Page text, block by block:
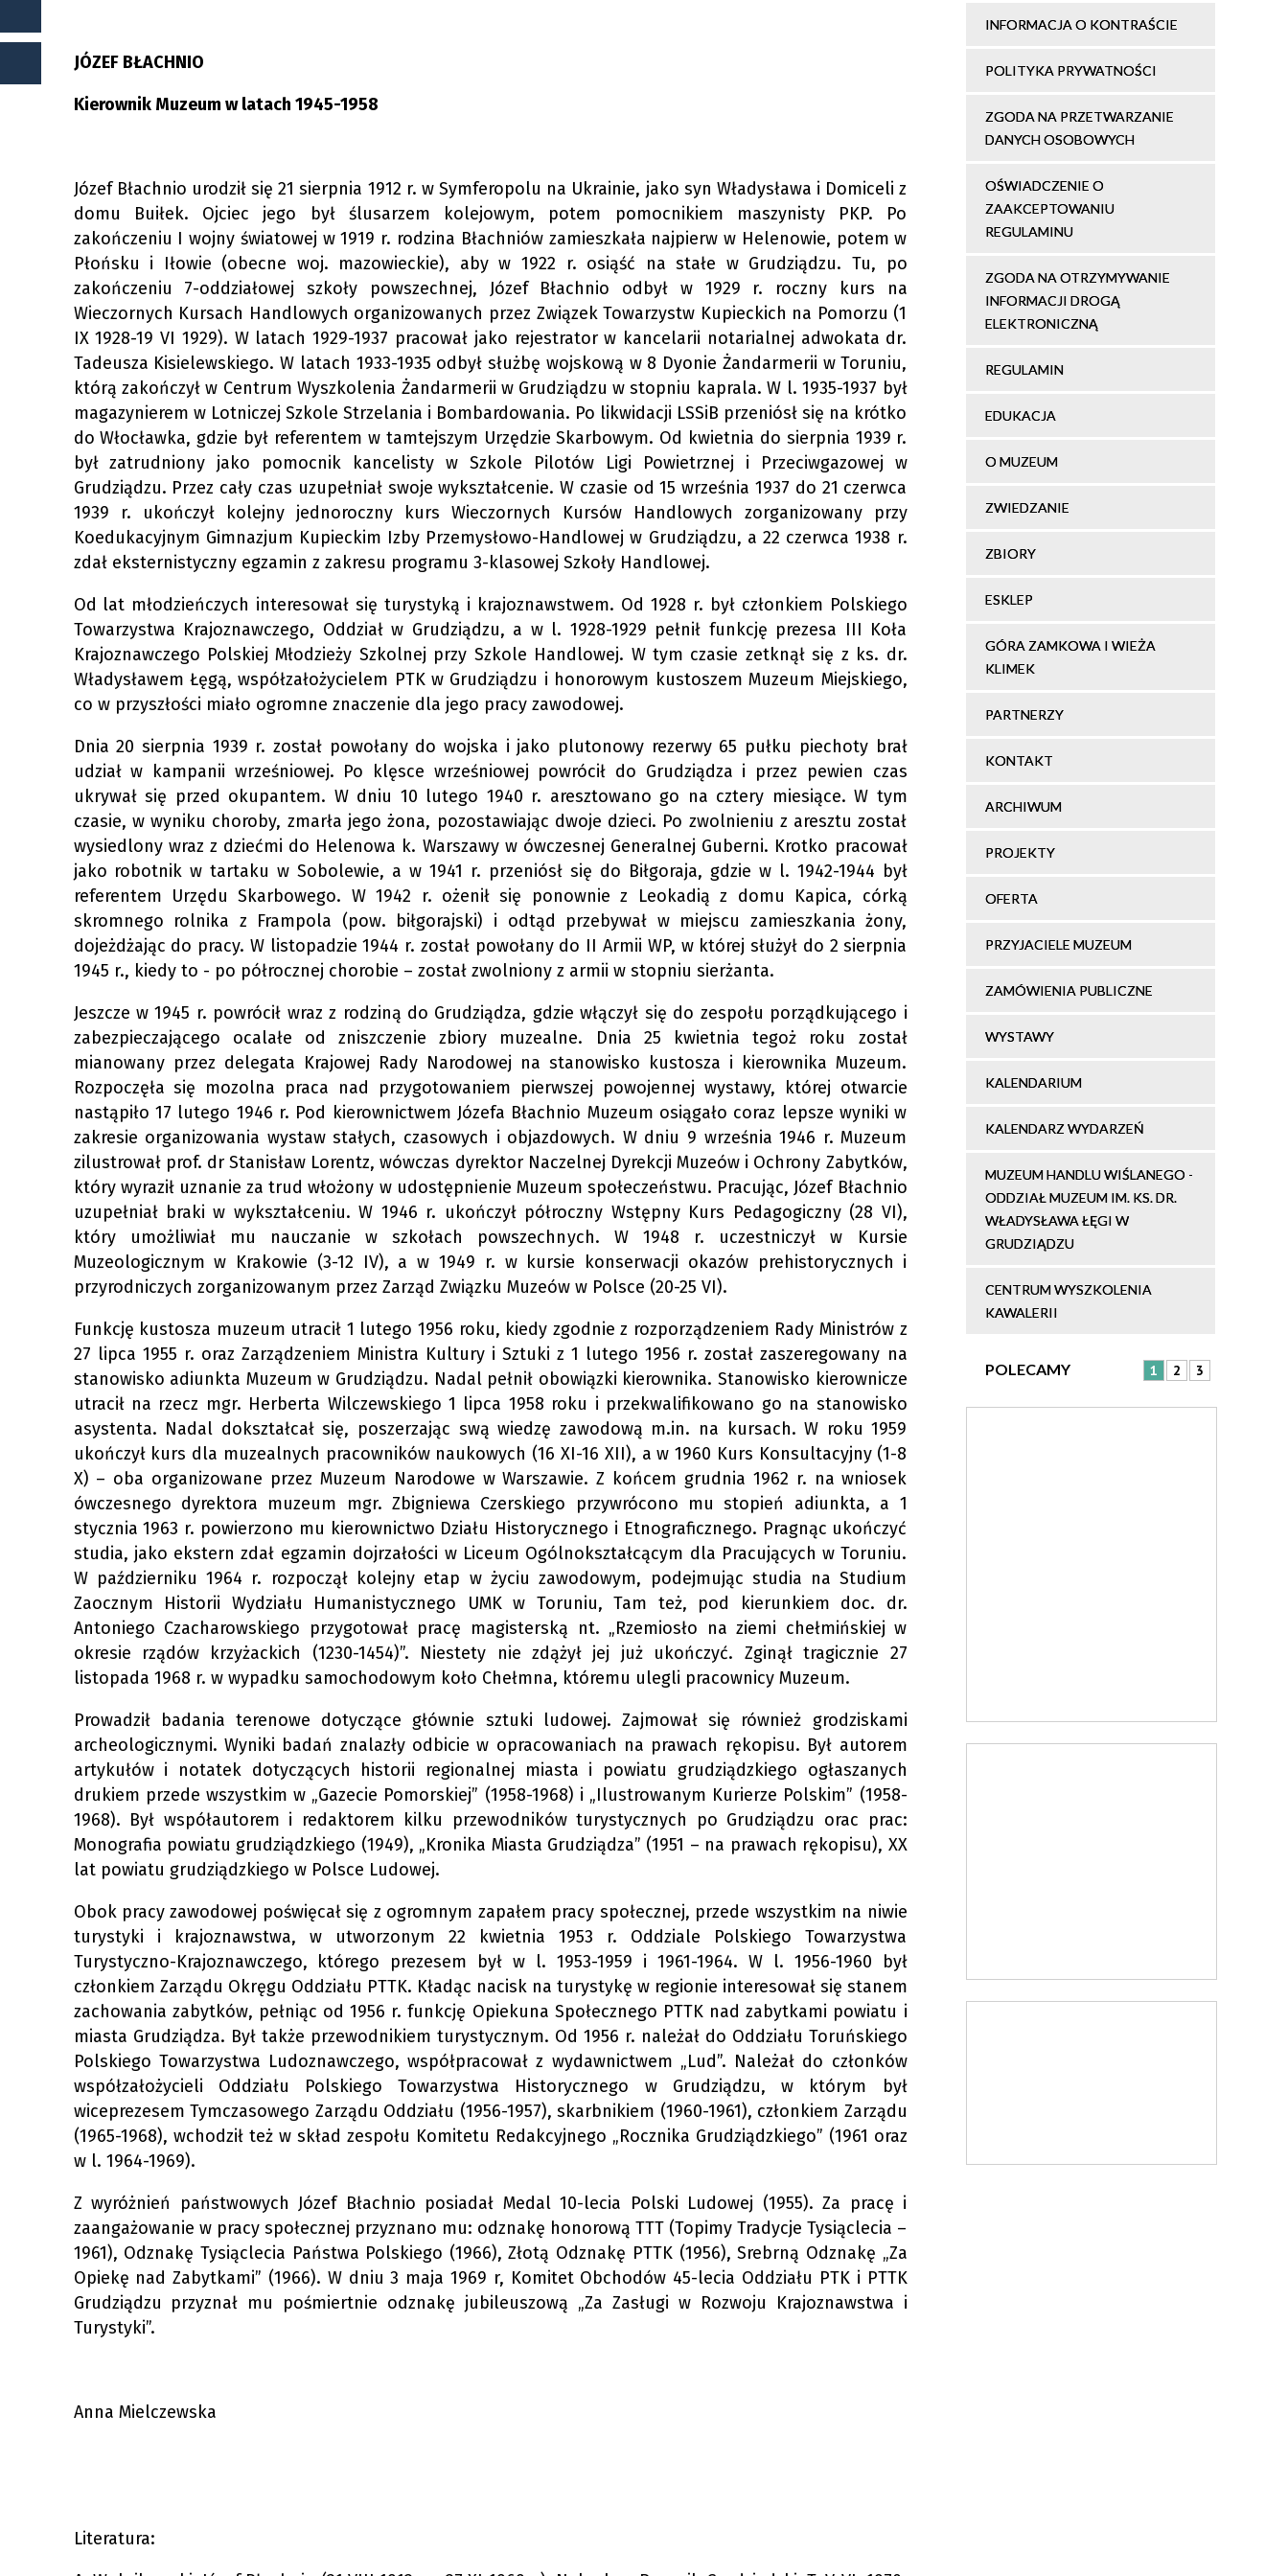
Rok 2024
Zasady Opłat - Ulgi I Zwolnienia Z Opłat
Informacja Dla Osób Niepełnosprawnych
Karta Dużej Rodziny
Oddziale Muzeum Im. Ks. Dr. Władysława
Wolontariat
Grupy O Szczególnych Potrzebach
Edukacyjnych
Materiały Edukacyjne Do Pobrania
Regulamin Lekcji Muzealnych
Wydarzenia Zakończone
Zasady Udostępniania Zbiorów
Kwerendy
JÓZEF BŁACHNIO
Kierownik Muzeum w latach 1945-1958
Józef Błachnio urodził się 21 sierpnia 1912 r. w Symferopolu na Ukrainie, jako syn Władysława i Domiceli z
domu Buiłek. Ojciec jego był ślusarzem kolejowym, potem pomocnikiem maszynisty PKP. Po
zakończeniu I wojny światowej w 1919 r. rodzina Błachniów zamieszkała najpierw w Helenowie, potem w
Płońsku i Iłowie (obecne woj. mazowieckie), aby w 1922 r. osiąść na stałe w Grudziądzu. Tu, po
zakończeniu 7-oddziałowej szkoły powszechnej, Józef Błachnio odbył w 1929 r. roczny kurs na
Wieczornych Kursach Handlowych organizowanych przez Związek Towarzystw Kupieckich na Pomorzu (1
IX 1928-19 VI 1929). W latach 1929-1937 pracował jako rejestrator w kancelarii notarialnej adwokata dr.
Tadeusza Kisielewskiego. W latach 1933-1935 odbył służbę wojskową w 8 Dyonie Żandarmerii w Toruniu,
którą zakończył w Centrum Wyszkolenia Żandarmerii w Grudziądzu w stopniu kaprala. W l. 1935-1937 był
magazynierem w Lotniczej Szkole Strzelania i Bombardowania. Po likwidacji LSSiB przeniósł się na krótko
do Włocławka, gdzie był referentem w tamtejszym Urzędzie Skarbowym. Od kwietnia do sierpnia 1939 r.
był zatrudniony jako pomocnik kancelisty w Szkole Pilotów Ligi Powietrznej i Przeciwgazowej w
Grudziądzu. Przez cały czas uzupełniał swoje wykształcenie. W czasie od 15 września 1937 do 21 czerwca
1939 r. ukończył kolejny jednoroczny kurs Wieczornych Kursów Handlowych zorganizowany przy
Koedukacyjnym Gimnazjum Kupieckim Izby Przemysłowo-Handlowej w Grudziądzu, a 22 czerwca 1938 r.
zdał eksternistyczny egzamin z zakresu programu 3-klasowej Szkoły Handlowej.
Od lat młodzieńczych interesował się turystyką i krajoznawstwem. Od 1928 r. był członkiem Polskiego
Towarzystwa Krajoznawczego, Oddział w Grudziądzu, a w l. 1928-1929 pełnił funkcję prezesa III Koła
Krajoznawczego Polskiej Młodzieży Szkolnej przy Szkole Handlowej. W tym czasie zetknął się z ks. dr.
Władysławem Łęgą, współzałożycielem PTK w Grudziądzu i honorowym kustoszem Muzeum Miejskiego,
co w przyszłości miało ogromne znaczenie dla jego pracy zawodowej.
Dnia 20 sierpnia 1939 r. został powołany do wojska i jako plutonowy rezerwy 65 pułku piechoty brał
udział w kampanii wrześniowej. Po klęsce wrześniowej powrócił do Grudziądza i przez pewien czas
ukrywał się przed okupantem. W dniu 10 lutego 1940 r. aresztowano go na cztery miesiące. W tym
czasie, w wyniku choroby, zmarła jego żona, pozostawiając dwoje dzieci. Po zwolnieniu z aresztu został
wysiedlony wraz z dziećmi do Helenowa k. Warszawy w ówczesnej Generalnej Guberni. Krotko pracował
jako robotnik w tartaku w Sobolewie, a w 1941 r. przeniósł się do Biłgoraja, gdzie w l. 1942-1944 był
referentem Urzędu Skarbowego. W 1942 r. ożenił się ponownie z Leokadią z domu Kapica, córką
skromnego rolnika z Frampola (pow. biłgorajski) i odtąd przebywał w miejscu zamieszkania żony,
dojeżdżając do pracy. W listopadzie 1944 r. został powołany do II Armii WP, w której służył do 2 sierpnia
1945 r., kiedy to - po półrocznej chorobie – został zwolniony z armii w stopniu sierżanta.
Jeszcze w 1945 r. powrócił wraz z rodziną do Grudziądza, gdzie włączył się do zespołu porządkującego i
zabezpieczającego ocalałe od zniszczenie zbiory muzealne. Dnia 25 kwietnia tegoż roku został
mianowany przez delegata Krajowej Rady Narodowej na stanowisko kustosza i kierownika Muzeum.
Rozpoczęła się mozolna praca nad przygotowaniem pierwszej powojennej wystawy, której otwarcie
nastąpiło 17 lutego 1946 r. Pod kierownictwem Józefa Błachnio Muzeum osiągało coraz lepsze wyniki w
zakresie organizowania wystaw stałych, czasowych i objazdowych. W dniu 9 września 1946 r. Muzeum
zilustrował prof. dr Stanisław Lorentz, wówczas dyrektor Naczelnej Dyrekcji Muzeów i Ochrony Zabytków,
który wyraził uznanie za trud włożony w udostępnienie Muzeum społeczeństwu. Pracując, Józef Błachnio
uzupełniał braki w wykształceniu. W 1946 r. ukończył półroczny Wstępny Kurs Pedagogiczny (28 VI),
który umożliwiał mu nauczanie w szkołach powszechnych. W 1948 r. uczestniczył w Kursie
Muzeologicznym w Krakowie (3-12 IV), a w 1949 r. w kursie konserwacji okazów prehistorycznych i
przyrodniczych zorganizowanym przez Zarząd Związku Muzeów w Polsce (20-25 VI).
Funkcję kustosza muzeum utracił 1 lutego 1956 roku, kiedy zgodnie z rozporządzeniem Rady Ministrów z
27 lipca 1955 r. oraz Zarządzeniem Ministra Kultury i Sztuki z 1 lutego 1956 r. został zaszeregowany na
stanowisko adiunkta Muzeum w Grudziądzu. Nadal pełnił obowiązki kierownika. Stanowisko kierownicze
utracił na rzecz mgr. Herberta Wilczewskiego 1 lipca 1958 roku i przekwalifikowano go na stanowisko
asystenta. Nadal dokształcał się, poszerzając swą wiedzę zawodową m.in. na kursach. W roku 1959
ukończył kurs dla muzealnych pracowników naukowych (16 XI-16 XII), a w 1960 Kurs Konsultacyjny (1-8
X) – oba organizowane przez Muzeum Narodowe w Warszawie. Z końcem grudnia 1962 r. na wniosek
ówczesnego dyrektora muzeum mgr. Zbigniewa Czerskiego przywrócono mu stopień adiunkta, a 1
stycznia 1963 r. powierzono mu kierownictwo Działu Historycznego i Etnograficznego. Pragnąc ukończyć
studia, jako ekstern zdał egzamin dojrzałości w Liceum Ogólnokształcącym dla Pracujących w Toruniu.
W październiku 1964 r. rozpoczął kolejny etap w życiu zawodowym, podejmując studia na Studium
Zaocznym Historii Wydziału Humanistycznego UMK w Toruniu, Tam też, pod kierunkiem doc. dr.
Antoniego Czacharowskiego przygotował pracę magisterską nt. „Rzemiosło na ziemi chełmińskiej w
okresie rządów krzyżackich (1230-1454)”. Niestety nie zdążył jej już ukończyć. Zginął tragicznie 27
listopada 1968 r. w wypadku samochodowym koło Chełmna, któremu ulegli pracownicy Muzeum.
Prowadził badania terenowe dotyczące głównie sztuki ludowej. Zajmował się również grodziskami
archeologicznymi. Wyniki badań znalazły odbicie w opracowaniach na prawach rękopisu. Był autorem
artykułów i notatek dotyczących historii regionalnej miasta i powiatu grudziądzkiego ogłaszanych
drukiem przede wszystkim w „Gazecie Pomorskiej” (1958-1968) i „Ilustrowanym Kurierze Polskim” (1958-
1968). Był współautorem i redaktorem kilku przewodników turystycznych po Grudziądzu orac prac:
Monografia powiatu grudziądzkiego (1949), „Kronika Miasta Grudziądza” (1951 – na prawach rękopisu), XX
lat powiatu grudziądzkiego w Polsce Ludowej.
Obok pracy zawodowej poświęcał się z ogromnym zapałem pracy społecznej, przede wszystkim na niwie
turystyki i krajoznawstwa, w utworzonym 22 kwietnia 1953 r. Oddziale Polskiego Towarzystwa
Turystyczno-Krajoznawczego, którego prezesem był w l. 1953-1959 i 1961-1964. W l. 1956-1960 był
członkiem Zarządu Okręgu Oddziału PTTK. Kładąc nacisk na turystykę w regionie interesował się stanem
zachowania zabytków, pełniąc od 1956 r. funkcję Opiekuna Społecznego PTTK nad zabytkami powiatu i
miasta Grudziądza. Był także przewodnikiem turystycznym. Od 1956 r. należał do Oddziału Toruńskiego
Polskiego Towarzystwa Ludoznawczego, współpracował z wydawnictwem „Lud”. Należał do członków
współzałożycieli Oddziału Polskiego Towarzystwa Historycznego w Grudziądzu, w którym był
wiceprezesem Tymczasowego Zarządu Oddziału (1956-1957), skarbnikiem (1960-1961), członkiem Zarządu
(1965-1968), wchodził też w skład zespołu Komitetu Redakcyjnego „Rocznika Grudziądzkiego” (1961 oraz
w l. 1964-1969).
Z wyróżnień państwowych Józef Błachnio posiadał Medal 10-lecia Polski Ludowej (1955). Za pracę i
zaangażowanie w pracy społecznej przyznano mu: odznakę honorową TTT (Topimy Tradycje Tysiąclecia –
1961), Odznakę Tysiąclecia Państwa Polskiego (1966), Złotą Odznakę PTTK (1956), Srebrną Odznakę „Za
Opiekę nad Zabytkami” (1966). W dniu 3 maja 1969 r, Komitet Obchodów 45-lecia Oddziału PTK i PTTK
Grudziądzu przyznał mu pośmiertnie odznakę jubileuszową „Za Zasługi w Rozwoju Krajoznawstwa i
Turystyki”.
Anna Mielczewska
Literatura:
INFORMACJA O KONTRAŚCIE
POLITYKA PRYWATNOŚCI
ZGODA NA PRZETWARZANIE
DANYCH OSOBOWYCH
OŚWIADCZENIE O
ZAAKCEPTOWANIU
REGULAMINU
ZGODA NA OTRZYMYWANIE
INFORMACJI DROGĄ
ELEKTRONICZNĄ
REGULAMIN
EDUKACJA
O MUZEUM
ZWIEDZANIE
ZBIORY
ESKLEP
GÓRA ZAMKOWA I WIEŻA
KLIMEK
PARTNERZY
KONTAKT
ARCHIWUM
PROJEKTY
OFERTA
PRZYJACIELE MUZEUM
ZAMÓWIENIA PUBLICZNE
WYSTAWY
KALENDARIUM
KALENDARZ WYDARZEŃ
MUZEUM HANDLU WIŚLANEGO -
ODDZIAŁ MUZEUM IM. KS. DR.
WŁADYSŁAWA ŁĘGI W
GRUDZIĄDZU
CENTRUM WYSZKOLENIA
KAWALERII
POLECAMY 1 2 3